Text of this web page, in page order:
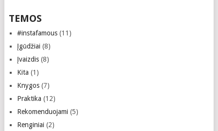
TEMOS
#instafamous(11)
Įgūdžiai (8)
Įvaizdis(8)
Kita (1)
Knygos(7)
Praktika (12)
Rekomenduojami (5)
Renginiai (2)